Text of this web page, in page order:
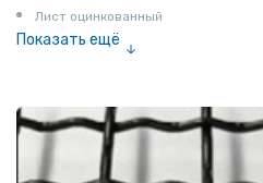
Лист оцинкованный
Показать ещё